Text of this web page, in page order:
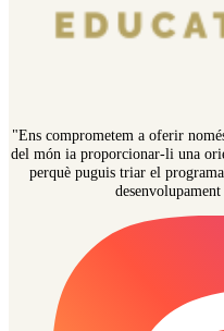
"Ens comprometem a oferir
del món ia proporcionar-li una
perquè puguis triar el